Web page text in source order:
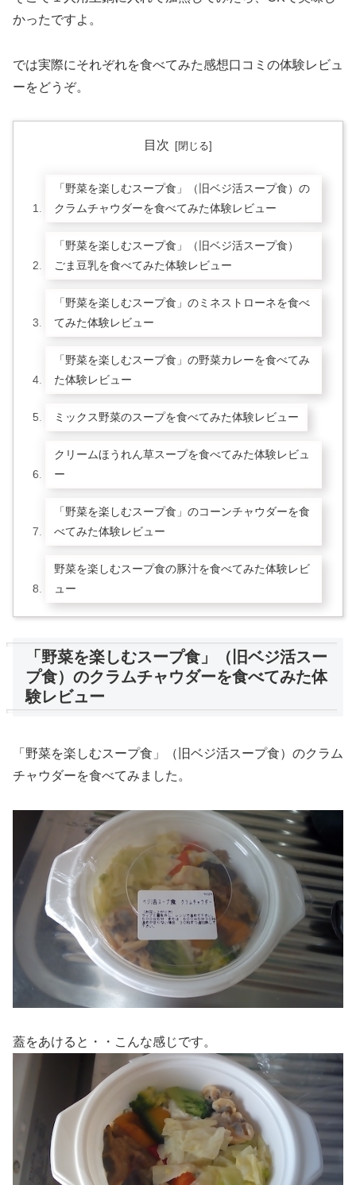
かったですよ。
では実際にそれぞれを食べてみた感想口コミの体験レビュ
ーをどうぞ。
目次
「野菜を楽しむスープ食」（旧ベジ活スープ食）の
クラムチャウダーを食べてみた体験レビュー
「野菜を楽しむスープ食」（旧ベジ活スープ食）
ごま豆乳を食べてみた体験レビュー
「野菜を楽しむスープ食」のミネストローネを食べ
てみた体験レビュー
「野菜を楽しむスープ食」の野菜カレーを食べてみ
た体験レビュー
ミックス野菜のスープを食べてみた体験レビュー
クリームほうれん草スープを食べてみた体験レビュ
ー
「野菜を楽しむスープ食」のコーンチャウダーを食
べてみた体験レビュー
野菜を楽しむスープ食の豚汁を食べてみた体験レビ
ュー
「野菜を楽しむスープ食」（旧ベジ活スー
プ食）のクラムチャウダーを食べてみた体
験レビュー
「野菜を楽しむスープ食」（旧ベジ活スープ食）のクラム
チャウダーを食べてみました。
蓋をあけると・・こんな感じです。